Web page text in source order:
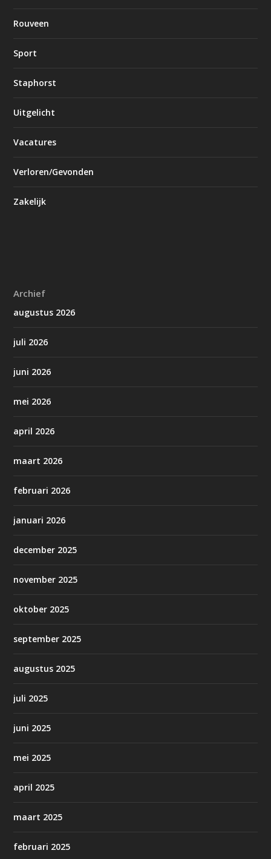
Rouveen
Sport
Staphorst
Uitgelicht
Vacatures
Verloren/Gevonden
Zakelijk
Archief
augustus 2026
juli 2026
juni 2026
mei 2026
april 2026
maart 2026
februari 2026
januari 2026
december 2025
november 2025
oktober 2025
september 2025
augustus 2025
juli 2025
juni 2025
mei 2025
april 2025
maart 2025
februari 2025